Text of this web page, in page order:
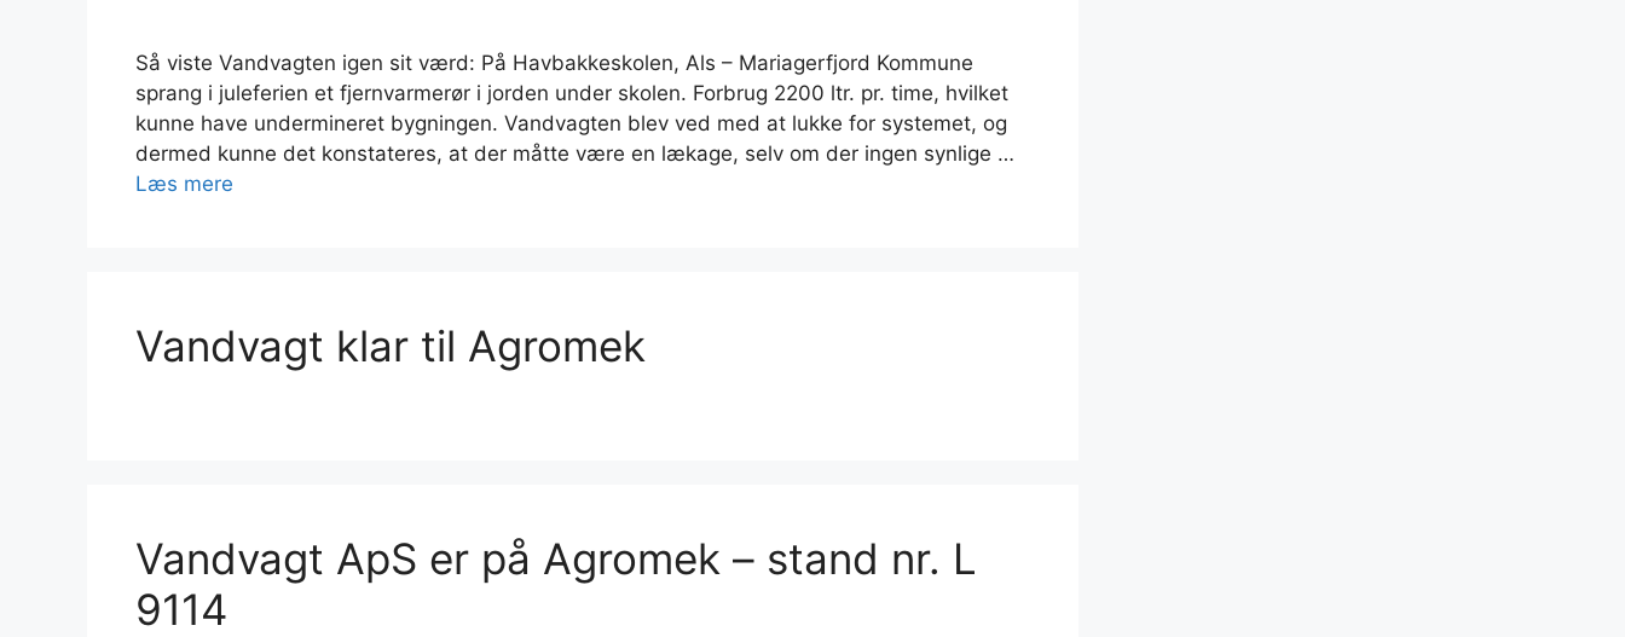
Så viste Vandvagten igen sit værd: På Havbakkeskolen, Als – Mariagerfjord Kommune
sprang i juleferien et fjernvarmerør i jorden under skolen. Forbrug 2200 ltr. pr. time, hvilket
kunne have undermineret bygningen. Vandvagten blev ved med at lukke for systemet, og
dermed kunne det konstateres, at der måtte være en lækage, selv om der ingen synlige …
Læs mere
Vandvagt klar til Agromek
Vandvagt ApS er på Agromek – stand nr. L
9114